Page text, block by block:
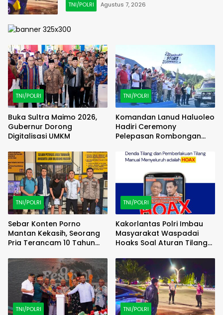
TNI/POLRI Agustus 7, 2026
TNI/POLRI
Buka Sultra Maimo 2026,
Gubernur Dorong
Digitalisasi UMKM
TNI/POLRI
Komandan Lanud Haluoleo
Hadiri Ceremony
Pelepasan Rombongan
(FAMTRIP) Overland
TNI/POLRI
Sebar Konten Porno
Mantan Kekasih, Seorang
Pria Terancam 10 Tahun
TNI/POLRI
Kakorlantas Polri Imbau
Masyarakat Waspadai
Hoaks Soal Aturan Tilang
TNI/POLRI TNI/POLRI